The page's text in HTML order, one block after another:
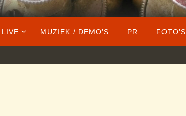
LIVE MUZIEK / DEMO’S PR FOTO’S